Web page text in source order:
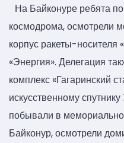
На Байконуре ребята
космодрома, осмотрели
корпус ракеты-носителя
«Энергия». Делегация
комплекс «Гагаринский
искусственному
побывали в
Байконур, осмотрели